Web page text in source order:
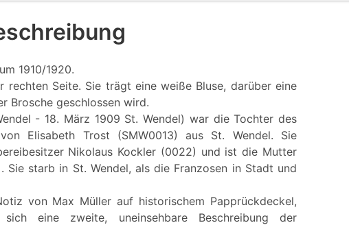
1910/1920.
rechten Seite. Sie trägt eine weiße Bluse, darüber eine
Brosche geschlossen wird.
- 18. März 1909 St. Wendel) war die Tochter des
Elisabeth Trost (SMW0013) aus St. Wendel. Sie
Nikolaus Kockler (0022) und ist die Mutter
Sie starb in St. Wendel, als die Franzosen in Stadt und
von Max Müller auf historischem Papprückdeckel,
eine zweite, uneinsehbare Beschreibung der